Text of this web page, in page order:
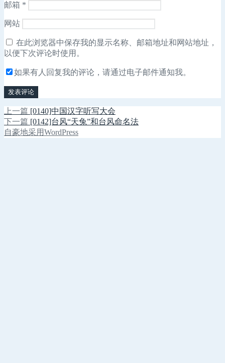
邮箱 *
网站
在此浏览器中保存我的显示名称、邮箱地址和网站地址，
以便下次评论时使用。
如果有人回复我的评论，请通过电子邮件通知我。
文
章
上一篇 上
篇
文
[0140]中国汉字听写大会
下一篇 下
篇
[0142]台风“天兔”和台风命名法
自豪地采用WordPress